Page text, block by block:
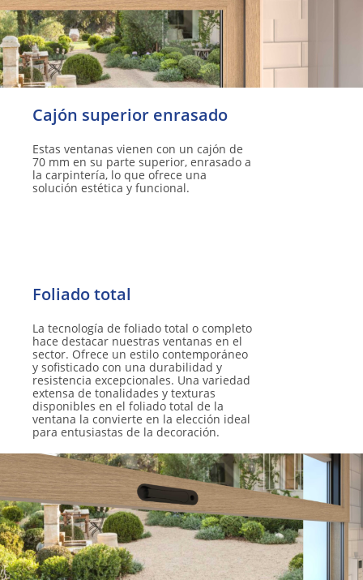
Cajón superior enrasado
Estas ventanas vienen con un cajón de
70 mm en su parte superior, enrasado a
la carpintería, lo que ofrece una
solución estética y funcional.
La tecnología de foliado total o completo
hace destacar nuestras ventanas en el
sector. Ofrece un estilo contemporáneo
y sofisticado con una durabilidad y
resistencia excepcionales. Una variedad
extensa de tonalidades y texturas
disponibles en el foliado total de la
ventana la convierte en la elección ideal
para entusiastas de la decoración.